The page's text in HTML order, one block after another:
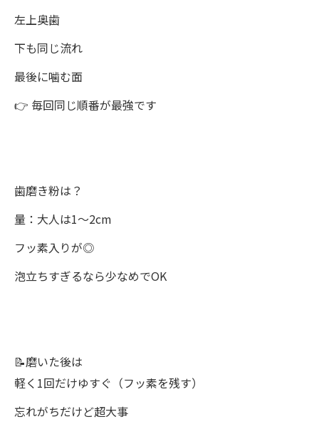
左上奥歯
下も同じ流れ
最後に噛む面
👉 毎回同じ順番が最強です
歯磨き粉は？
量：大人は1〜2cm
フッ素入りが◎
泡立ちすぎるなら少なめでOK
📝磨いた後は
軽く1回だけゆすぐ（フッ素を残す）
忘れがちだけど超大事